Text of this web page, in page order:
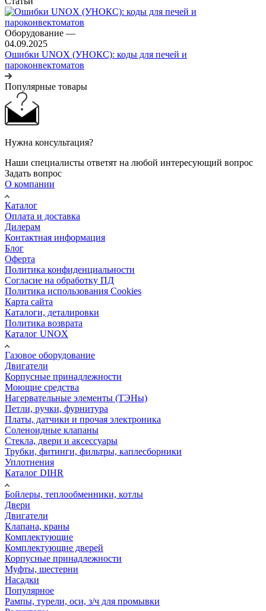
Оборудование —
04.09.2025
Ошибки UNOX (УНОКС): коды для печей и
пароконвектоматов
Популярные товары
Нужна консультация?
Наши специалисты ответят на любой интересующий вопрос
Задать вопрос
О компании
Каталог
Оплата и доставка
Дилерам
Контактная информация
Блог
Оферта
Политика конфиденциальности
Согласие на обработку ПД
Политика использования Cookies
Карта сайта
Каталоги, деталировки
Политика возврата
Каталог UNOX
Газовое оборудование
Двигатели
Корпусные принадлежности
Моющие средства
Нагервательные элементы (ТЭНы)
Петли, ручки, фурнитура
Платы, датчики и прочая электроника
Соленоидные клапаны
Стекла, двери и аксессуары
Трубки, фитинги, фильтры, каплесборники
Уплотнения
Каталог DIHR
Бойлеры, теплообменники, котлы
Двери
Двигатели
Клапана, краны
Комплектующие
Комплектующие дверей
Корпусные принадлежности
Муфты, шестерни
Насадки
Популярное
Рампы, турели, оси, з/ч для промывки